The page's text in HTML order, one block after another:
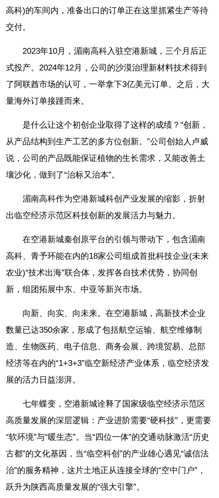
高科)的车间内，准备出口的订单正在这里抓紧生产等待
交付。
2023年10月，湄南高科入驻空港新城，三个月后正
式投产。2024年12月，公司的沙漠治理新材料技术得到
了阿联酋市场的认可，一举拿下3亿美元订单。之后，大
量海外订单接踵而来。
是什么让这个初创企业取得了这样的成绩？“创新，
从产品结构到生产工艺的多方位创新。”公司创始人卢威
说，公司的产品既能保证植物的生长需求，又能改善土
壤沙化，做到了“治标又治本”。
湄南高科作为空港新城科创产业发展的缩影，折射
出临空经济示范区科技创新的发展活力与魅力。
在空港新城秦创原平台的引领与带动下，包含湄南
高科、青予环能在内的18家公司组成首批科技企业(未来
农业)“技术出海”联合体，发挥各自技术优势，协同创
新，组团拓展中东、中亚等新兴市场。
向新、向实、向未来。在空港新城，高新技术企业
数量已达350余家，形成了包括航空运输、航空维修制
造、生物医药、电子信息、商务会展、跨境贸易、总部
经济等在内的“1+3+3”临空新经济产业体系，临空经济发
展的活力日益澎湃。
七年蝶变，空港新城诠释了国家级临空经济示范区
高质量发展的深层逻辑：产业进阶需要“硬科技”，更需要
“软环境”与“暖生态”。当“四位一体”的交通动脉激活“历史
古都”的文化基因，当“临空科创”的产业雄心遇见“诚信法
治”的服务精神，这片土地正从连接全球的“空中门户”，
跃升为陕西高质量发展的“强大引擎”。